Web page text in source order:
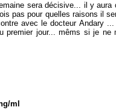
sera décisive... il y aura
pas pour quelles raisons il
avec le docteur Andary
premier jour... mêms si je ne
ml